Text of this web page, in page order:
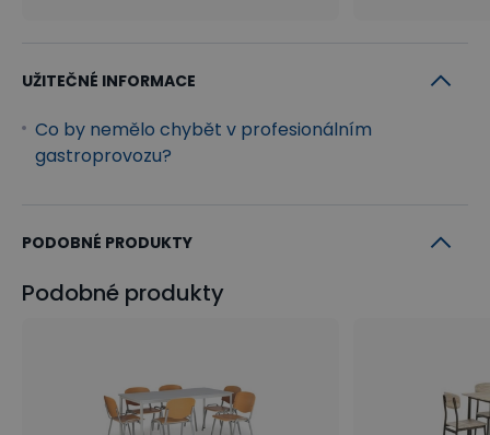
UŽITEČNÉ INFORMACE
Co by nemělo chybět v profesionálním
gastroprovozu?
PODOBNÉ PRODUKTY
Podobné produkty